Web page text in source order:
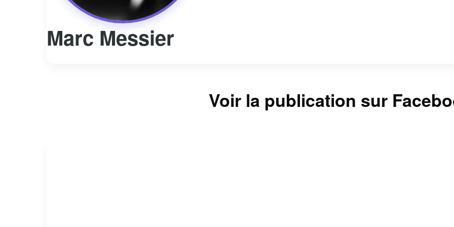
Marc Messier
Voir la publication sur